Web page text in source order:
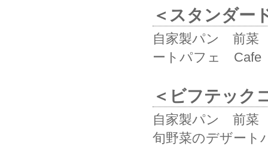
＜スタンダー
自家製パン 前
ートパフェ Cafe
＜ビフテック
自家製パン 前
旬野菜のデザー